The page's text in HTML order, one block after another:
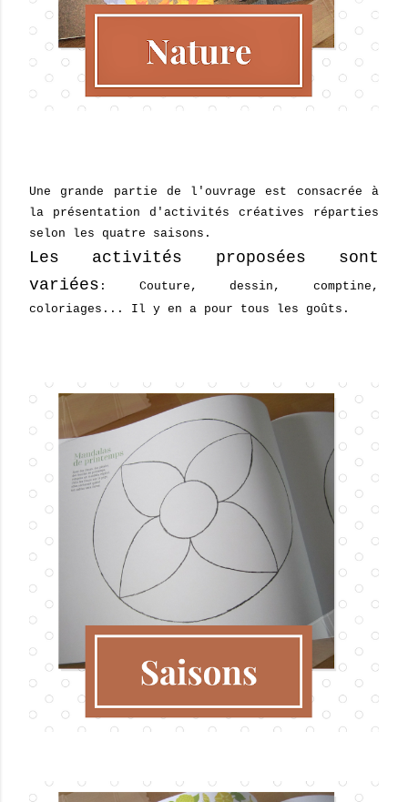
Une grande partie de l'ouvrage est consacrée à
la présentation d'activités créatives réparties
selon les quatre saisons.
Les activités proposées sont
variées : Couture, dessin, comptine,
coloriages... Il y en a pour tous les goûts.